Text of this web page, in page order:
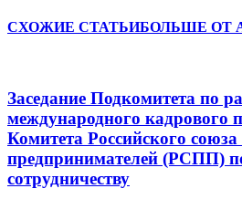
СХОЖИЕ СТАТЬИБОЛЬШЕ ОТ
Заседание Подкомитета по
международного кадрового
Комитета Российского
предпринимателей (РСПП)
сотрудничеству